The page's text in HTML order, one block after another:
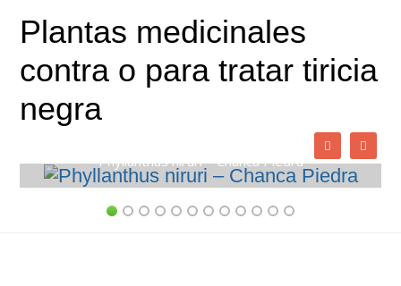
Plantas medicinales
contra o para tratar tiricia
negra
Phyllanthus niruri – Chanca Piedra